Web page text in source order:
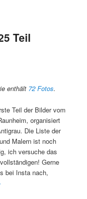
Teil
enthält 72 Fotos.
Teil der Bilder vom
organisiert
Die Liste der
Malern ist noch
ich versuche das
Gerne
bei Insta nach,